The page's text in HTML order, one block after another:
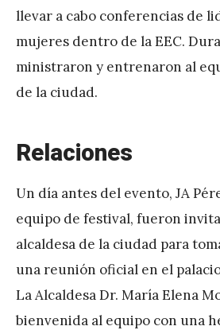
llevar a cabo conferencias de
mujeres dentro de la EEC.
ministraron y entrenaron al
de la ciudad.
Relaciones
Un día antes del evento, JA
equipo de festival, fueron
alcaldesa de la ciudad para
una reunión oficial en el
La Alcaldesa Dr. María Elena
bienvenida al equipo con una